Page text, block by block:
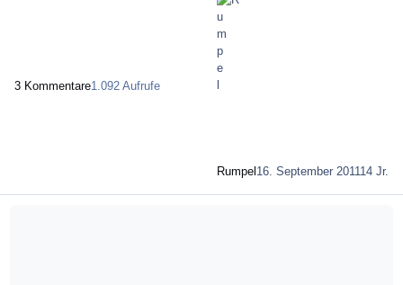
Satzbau analysieren, Sprachliche Mittel raussuchen und die Wirkung
des Textes auf den Leser genauer betrachten. Lesen kann man die
Kurzgeschichte hier: Anekdote zur Senkung der Arbeitsmoral Haut
3 Kommentare1.092 Aufrufe
Rumpel 16. September 201114 Jr.